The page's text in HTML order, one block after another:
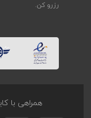
رزرو کن.
همراهی با